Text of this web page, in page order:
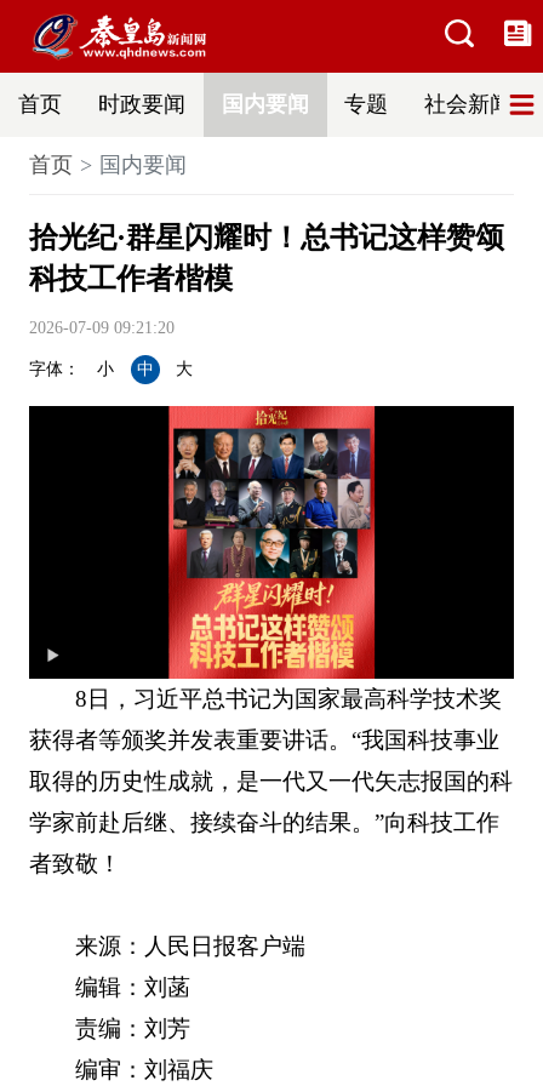
首页 时政要闻 国内要闻 专题 社会新闻
首页 国内要闻
拾光纪·群星闪耀时！总书记这样赞颂
科技工作者楷模
2026-07-09 09:21:20
字体： 小 中 大
8日，习近平总书记为国家最高科学技术奖
获得者等颁奖并发表重要讲话。“我国科技事业
取得的历史性成就，是一代又一代矢志报国的科
学家前赴后继、接续奋斗的结果。”向科技工作
者致敬！
来源：人民日报客户端
编辑：刘菡
责编：刘芳
编审：刘福庆